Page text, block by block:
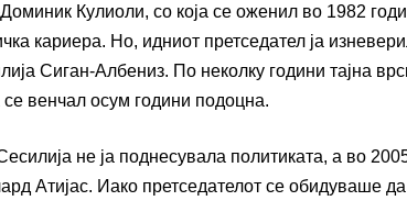
Кулиоли, со која се оженил во 1982
кариера. Но, идниот претседател ја
Сиган-Албениз. По неколку години тајна
се венчал осум години подоцна.
не ја поднесувала политиката, а во
Атијас. Иако претседателот се обидуваше